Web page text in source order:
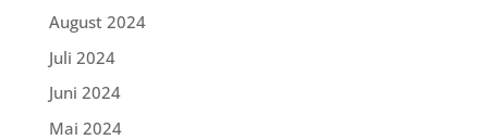
August 2024
Juli 2024
Juni 2024
Mai 2024